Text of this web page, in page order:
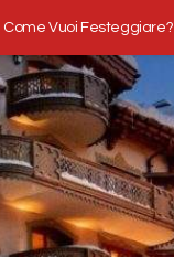
Come Vuoi Festeggiare?